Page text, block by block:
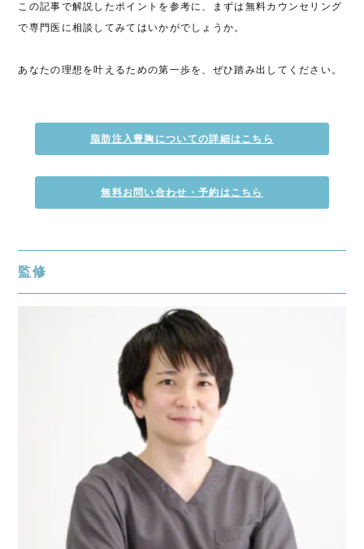
この記事で解説したポイントを参考に、まずは無料カウンセリング
で専門医に相談してみてはいかがでしょうか。
あなたの理想を叶えるための第一歩を、ぜひ踏み出してください。
脂肪注入豊胸についての詳細はこちら
無料お問い合わせ・予約はこちら
監修